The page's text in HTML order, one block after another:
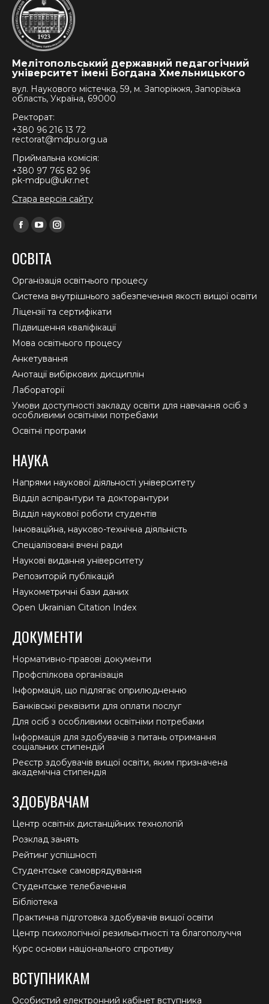
Мелітопольський державний педагогічний
університет імені Богдана Хмельницького
вул. Наукового містечка, 59, м. Запоріжжя, Запорізька
область, Україна, 69000
Ректорат:
+380 96 216 13 72
rectorat@mdpu.org.ua
Приймальна комісія:
+380 97 765 82 96
pk-mdpu@ukr.net
Стара версія сайту
Find us on:
Facebook
opens
in
new
window
YouTube
opens
in
new
window
Instagram
in
new
window
ОСВІТА
Організація освітнього процесу
Система внутрішнього забезпечення якості вищої освіти
Ліцензії та сертифікати
Підвищення кваліфікації
Мова освітнього процесу
Анкетування
Анотації вибіркових дисциплін
Лабораторії
Умови доступності закладу освіти для навчання осіб з
особливими освітніми потребами
Освітні програми
НАУКА
Напрями наукової діяльності університету
Відділ аспірантури та докторантури
Відділ наукової роботи студентів
Інноваційна, науково-технічна діяльність
Спеціалізовані вчені ради
Наукові видання університету
Репозиторій публікацій
Наукометричні бази даних
Open Ukrainian Citation Index
ДОКУМЕНТИ
Нормативно-правові документи
Профспілкова організація
Інформація, що підлягає оприлюдненню
Банківські реквізити для оплати послуг
Для осіб з особливими освітніми потребами
Інформація для здобувачів з питань отримання
соціальних стипендій
Реєстр здобувачів вищої освіти, яким призначена
академічна стипендія
ЗДОБУВАЧАМ
Центр освітніх дистанційних технологій
Розклад занять
Рейтинг успішності
Студентське самоврядування
Студентське телебачення
Бібліотека
Практична підготовка здобувачів вищої освіти
Центр психологічної резильєнтності та благополуччя
Курс основи національного спротиву
ВСТУПНИКАМ
Особистий електронний кабінет вступника